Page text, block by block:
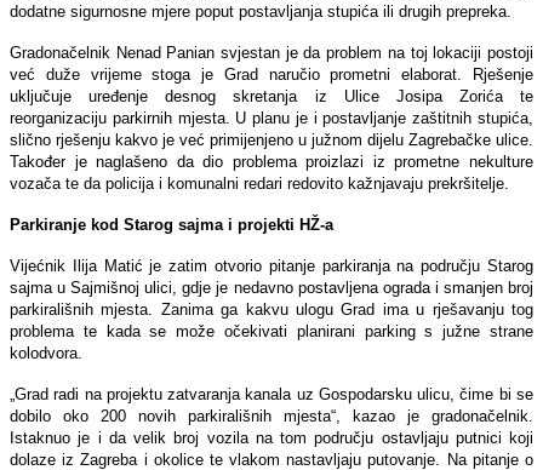
dodatne sigurnosne mjere poput postavljanja stupića ili drugih prepreka.
Gradonačelnik Nenad Panian svjestan je da problem na toj lokaciji postoji
već duže vrijeme stoga je Grad naručio prometni elaborat. Rješenje
uključuje uređenje desnog skretanja iz Ulice Josipa Zorića te
reorganizaciju parkirnih mjesta. U planu je i postavljanje zaštitnih stupića,
slično rješenju kakvo je već primijenjeno u južnom dijelu Zagrebačke ulice.
Također je naglašeno da dio problema proizlazi iz prometne nekulture
vozača te da policija i komunalni redari redovito kažnjavaju prekršitelje.
Parkiranje kod Starog sajma i projekti HŽ-a
Vijećnik Ilija Matić je zatim otvorio pitanje parkiranja na području Starog
sajma u Sajmišnoj ulici, gdje je nedavno postavljena ograda i smanjen broj
parkirališnih mjesta. Zanima ga kakvu ulogu Grad ima u rješavanju tog
problema te kada se može očekivati planirani parking s južne strane
kolodvora.
„Grad radi na projektu zatvaranja kanala uz Gospodarsku ulicu, čime bi se
dobilo oko 200 novih parkirališnih mjesta“, kazao je gradonačelnik.
Istaknuo je i da velik broj vozila na tom području ostavljaju putnici koji
dolaze iz Zagreba i okolice te vlakom nastavljaju putovanje. Na pitanje o